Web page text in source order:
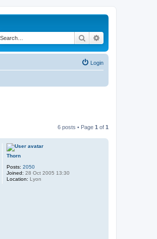
Search
Login
6 posts • Page 1 of 1
Thorn
Posts: 2050
Joined: 28 Oct 2005 13:30
Location: Lyon